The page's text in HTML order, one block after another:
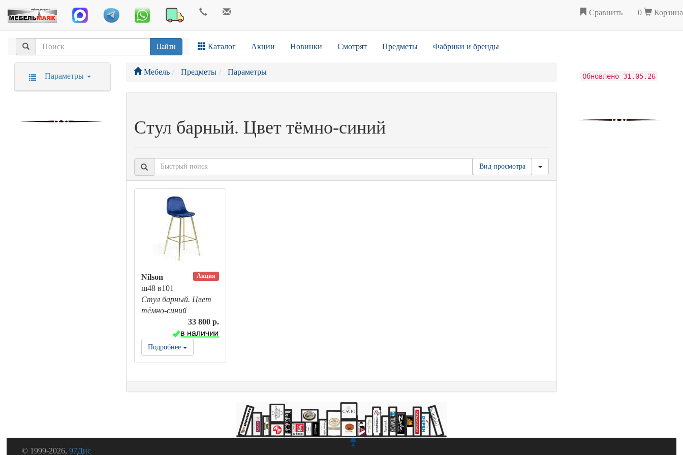
Сравнить 0 Корзина
Найти Каталог Акции Новинки Смотрят Предметы Фабрики и бренды
Мебель Предметы Параметры
Стул барный. Цвет тёмно-синий
Вид просмотра
Акция
Nilson
ш48 в101
Стул барный. Цвет
тёмно-синий
33 800 р.
Подробнее
Параметры Обновлено 31.05.26
© 1999-2026,97Дис